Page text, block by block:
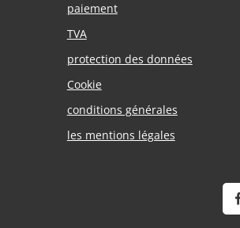
paiement
TVA
protection des données
Cookie
conditions générales
les mentions légales